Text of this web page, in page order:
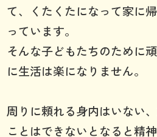
て、くたくたになって家に
っています。
そんな子どもたちのために
に生活は楽になりません。
周りに頼れる身内はいない
ことはできないとなると精